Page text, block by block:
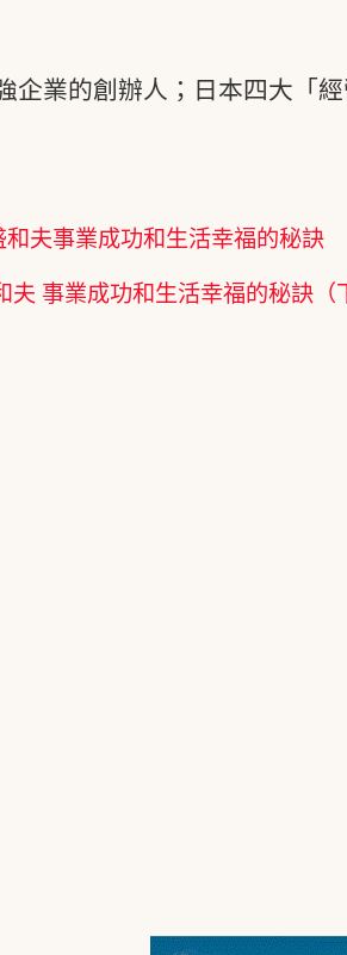
企業的創辦人；日本四大「經
和夫事業成功和生活幸福的秘訣
夫 事業成功和生活幸福的秘訣（